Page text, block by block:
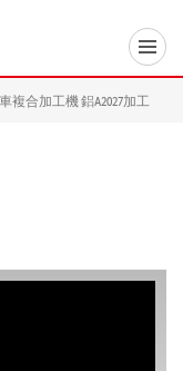
車複合加工機 鋁A2027加工